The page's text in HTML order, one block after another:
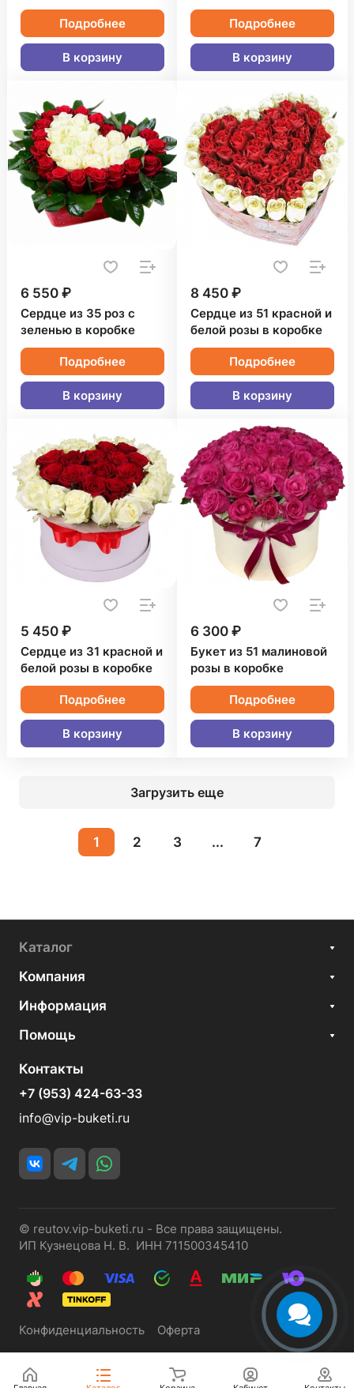
Подробнее
В корзину
Подробнее
В корзину
6 550 ₽
Сердце из 35 роз с
зеленью в коробке
Подробнее
В корзину
8 450 ₽
Сердце из 51 красной и
белой розы в коробке
Подробнее
В корзину
5 450 ₽
Сердце из 31 красной и
белой розы в коробке
Подробнее
В корзину
6 300 ₽
Букет из 51 малиновой
розы в коробке
Подробнее
В корзину
Загрузить еще
1 2 3 ... 7
Каталог
Компания
Информация
Помощь
Контакты
+7 (953) 424-63-33
info@vip-buketi.ru
© reutov.vip-buketi.ru - Все права защищены.
ИП Кузнецова Н. В. ИНН 711500345410
Конфиденциальность Оферта